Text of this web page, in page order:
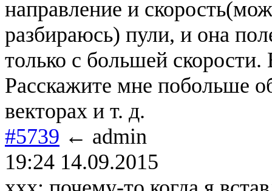
направление и
разбираюсь) пули, и она
только с большей
Расскажите мне побольше
векторах и т. д.
#5739 ← admin
19:24 14.09.2015